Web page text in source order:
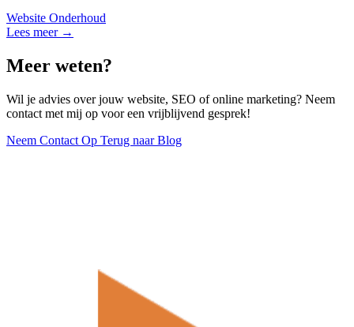
Website Onderhoud
Lees meer →
Meer weten?
Wil je advies over jouw website, SEO of online marketing? Neem
contact met mij op voor een vrijblijvend gesprek!
Neem Contact Op Terug naar Blog